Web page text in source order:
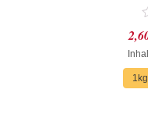
0
5
1kg